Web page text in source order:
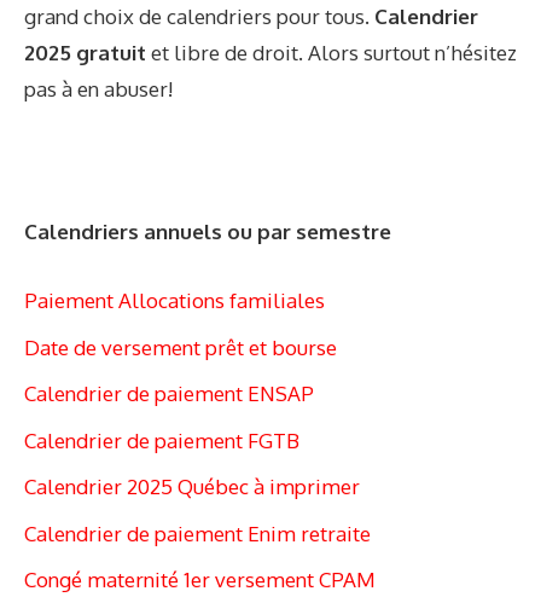
grand choix de calendriers pour tous. Calendrier
2025 gratuit et libre de droit. Alors surtout n’hésitez
pas à en abuser!
Calendriers annuels ou par semestre
Paiement Allocations familiales
Date de versement prêt et bourse
Calendrier de paiement ENSAP
Calendrier de paiement FGTB
Calendrier 2025 Québec à imprimer
Calendrier de paiement Enim retraite
Congé maternité 1er versement CPAM